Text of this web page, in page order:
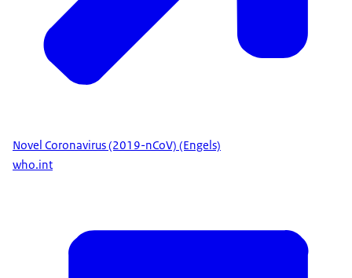
Novel Coronavirus (2019-nCoV) (Engels)
who.int